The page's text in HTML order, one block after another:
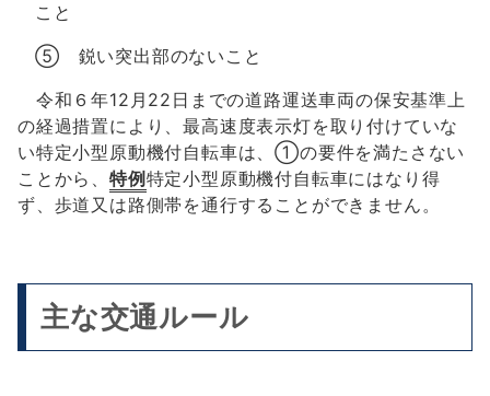
こと
⑤ 鋭い突出部のないこと
令和６年12月22日までの道路運送車両の保安基準上
の経過措置により、最高速度表示灯を取り付けていな
い特定小型原動機付自転車は、①の要件を満たさない
ことから、 特例 特定小型原動機付自転車にはなり得
ず、歩道又は路側帯を通行することができません。
主な交通ルール